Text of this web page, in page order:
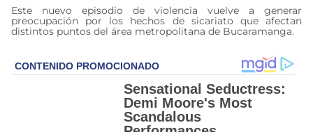
Este nuevo episodio de violencia vuelve a generar
preocupación por los hechos de sicariato que afectan
distintos puntos del área metropolitana de Bucaramanga.